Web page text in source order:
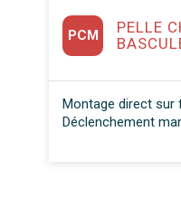
PCM
PELLE
Montage direct sur
Déclenchement